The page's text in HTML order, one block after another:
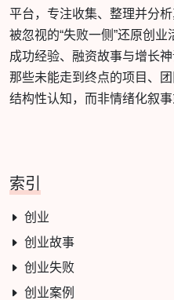
平台，专注收集、整理并分
被忽视的“失败一侧”还原创
成功经验、融资故事与增长
那些未能走到终点的项目、
结构性认知，而非情绪化叙事
索引
创业
创业故事
创业失败
创业案例